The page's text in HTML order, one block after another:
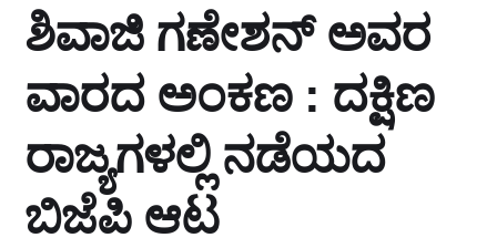
ಶಿವಾಜಿ ಗಣೇಶನ್‌ ಅವರ
ವಾರದ ಅಂಕಣ : ದಕ್ಷಿಣ
ರಾಜ್ಯಗಳಲ್ಲಿ ನಡೆಯದ
ಬಿಜೆಪಿ ಆಟ